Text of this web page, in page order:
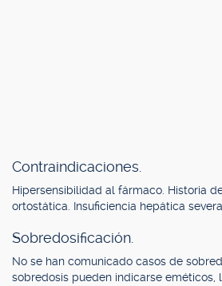
Contraindicaciones.
Hipersensibilidad al fármaco. Historia
ortostática. Insuficiencia hepática severa.
Sobredosificación.
No se han comunicado casos de
sobredosis pueden indicarse eméticos,